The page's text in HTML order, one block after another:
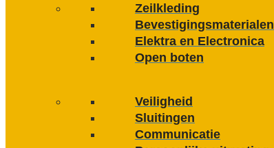
Zeilkleding
Bevestigings­­materialen
Elektra en Electronica
Open boten
Veiligheid
Sluitingen
Communicatie